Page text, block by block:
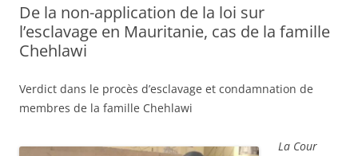
De la non-application de la loi sur
l’esclavage en Mauritanie, cas de la famille
Chehlawi
Verdict dans le procès d’esclavage et condamnation de
membres de la famille Chehlawi
La Cour